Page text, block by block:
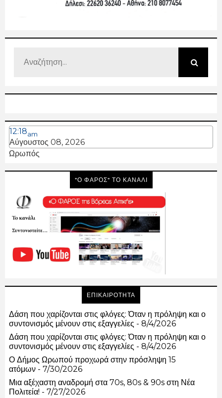
12:18am
Αύγουστος 08, 2026
Ωρωπός
"Ο ΦΑΡΟΣ" ΤΟ ΚΑΝΑΛΙ
ΕΠΙΚΑΙΡΟΤΗΤΑ
Δάση που χαρίζονται στις φλόγες: Όταν η πρόληψη και ο
συντονισμός μένουν στις εξαγγελίες - 8/4/2026
Δάση που χαρίζονται στις φλόγες: Όταν η πρόληψη και ο
συντονισμός μένουν στις εξαγγελίες - 8/4/2026
Ο Δήμος Ωρωπού προχωρά στην πρόσληψη 15
ατόμων - 7/30/2026
Μια αξέχαστη αναδρομή στα 70s, 80s & 90s στη Νέα
Πολιτεία! - 7/27/2026